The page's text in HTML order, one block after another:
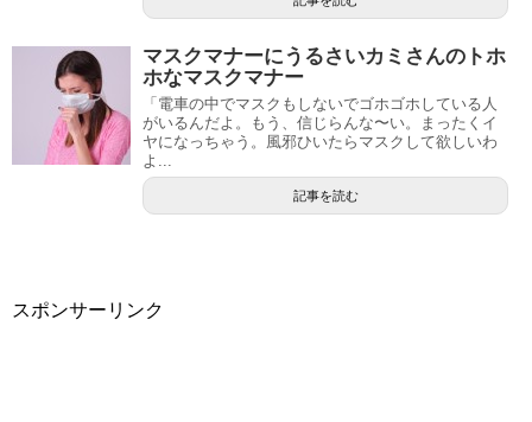
マスクマナーにうるさいカミさんのトホ
ホなマスクマナー
「電車の中でマスクもしないでゴホゴホしている人
がいるんだよ。もう、信じらんな〜い。まったくイ
ヤになっちゃう。風邪ひいたらマスクして欲しいわ
よ...
記事を読む
スポンサーリンク